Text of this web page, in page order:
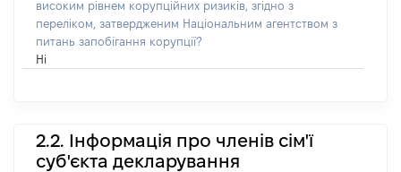
високим рівнем корупційних ризиків, згідно з
переліком, затвердженим Національним агентством з
питань запобігання корупції?
Ні
2.2. Інформація про членів сім'ї
суб'єкта декларування